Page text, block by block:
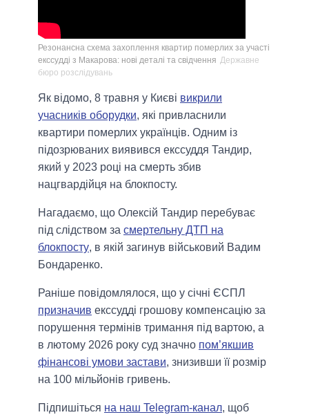
Резонансна схема захоплення квартир померлих за участі
екссудді з Макарова: нові деталі та свідчення Державне
бюро розслідувань
Як відомо, 8 травня у Києві викрили
учасників оборудки, які привласнили
квартири померлих українців. Одним із
підозрюваних виявився екссуддя Тандир,
який у 2023 році на смерть збив
нацгвардійця на блокпосту.
Нагадаємо, що Олексій Тандир перебуває
під слідством за смертельну ДТП на
блокпосту, в якій загинув військовий Вадим
Бондаренко.
Раніше повідомлялося, що у січні ЄСПЛ
призначив екссудді грошову компенсацію за
порушення термінів тримання під вартою, а
в лютому 2026 року суд значно пом’якшив
фінансові умови застави, знизивши її розмір
на 100 мільйонів гривень.
Підпишіться на наш Telegram-канал, щоб